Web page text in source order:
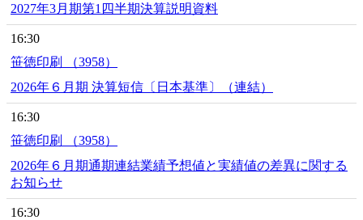
2027年3月期第1四半期決算説明資料
16:30
笹徳印刷 （3958）
2026年６月期 決算短信〔日本基準〕（連結）
16:30
笹徳印刷 （3958）
2026年６月期通期連結業績予想値と実績値の差異に関する
お知らせ
16:30